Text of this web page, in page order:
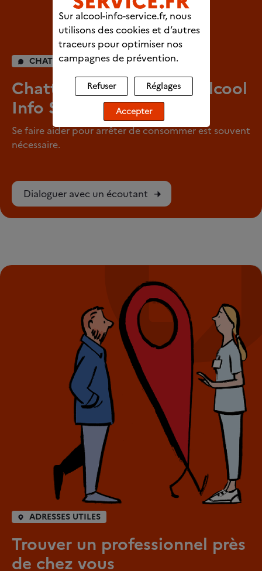
CHAT INDIVIDUEL
Chattez en direct avec Alcool
Info Service
Se faire aider pour arrêter de consommer est souvent
nécessaire.
Dialoguer avec un écoutant
ADRESSES UTILES
Trouver un professionnel près
de chez vous
Sur alcool-info-service.fr, nous
utilisons des cookies et d’autres
traceurs pour optimiser nos
campagnes de prévention.
Refuser Réglages
Accepter